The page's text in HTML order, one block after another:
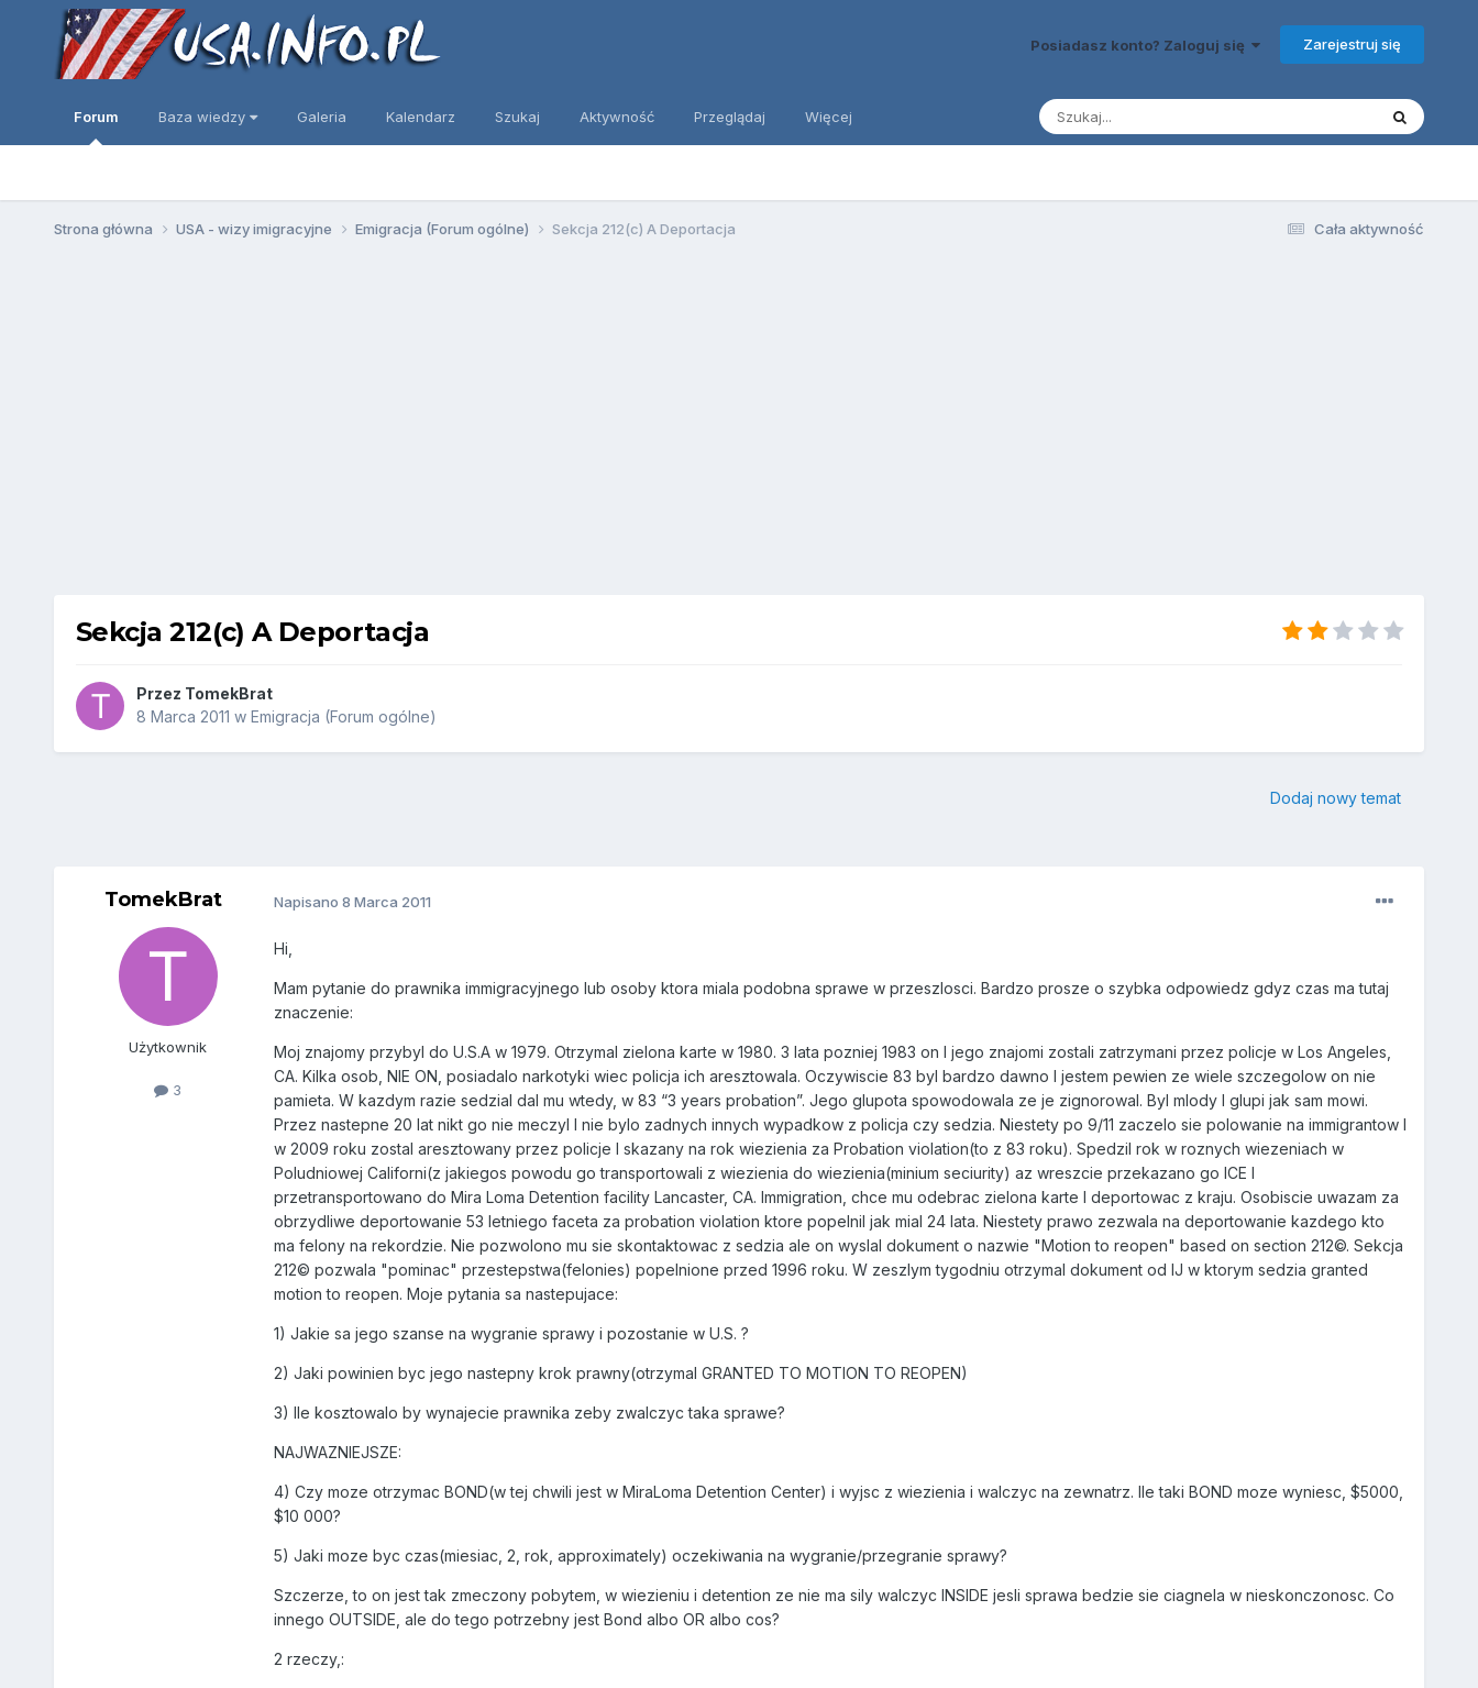
Posiadasz konto? Zaloguj się Zarejestruj się
Forum Baza wiedzy Galeria Kalendarz Szukaj Aktywność Przeglądaj Więcej
Cała aktywność
Strona główna USA - wizy imigracyjne Emigracja (Forum ogólne) Sekcja 212(c) A Deportacja
Sekcja 212(c) A Deportacja
Przez TomekBrat
8 Marca 2011 w Emigracja (Forum ogólne)
Dodaj nowy temat
TomekBrat
Użytkownik
3
Napisano 8 Marca 2011
Hi,
Mam pytanie do prawnika immigracyjnego lub osoby ktora miala podobna sprawe w przeszlosci. Bardzo prosze o szybka odpowiedz gdyz czas ma tutaj
znaczenie:
Moj znajomy przybyl do U.S.A w 1979. Otrzymal zielona karte w 1980. 3 lata pozniej 1983 on I jego znajomi zostali zatrzymani przez policje w Los Angeles,
CA. Kilka osob, NIE ON, posiadalo narkotyki wiec policja ich aresztowala. Oczywiscie 83 byl bardzo dawno I jestem pewien ze wiele szczegolow on nie
pamieta. W kazdym razie sedzial dal mu wtedy, w 83 “3 years probation”. Jego glupota spowodowala ze je zignorowal. Byl mlody I glupi jak sam mowi.
Przez nastepne 20 lat nikt go nie meczyl I nie bylo zadnych innych wypadkow z policja czy sedzia. Niestety po 9/11 zaczelo sie polowanie na immigrantow I
w 2009 roku zostal aresztowany przez policje I skazany na rok wiezienia za Probation violation(to z 83 roku). Spedzil rok w roznych wiezeniach w
Poludniowej Californi(z jakiegos powodu go transportowali z wiezienia do wiezienia(minium seciurity) az wreszcie przekazano go ICE I
przetransportowano do Mira Loma Detention facility Lancaster, CA. Immigration, chce mu odebrac zielona karte I deportowac z kraju. Osobiscie uwazam za
obrzydliwe deportowanie 53 letniego faceta za probation violation ktore popelnil jak mial 24 lata. Niestety prawo zezwala na deportowanie kazdego kto
ma felony na rekordzie. Nie pozwolono mu sie skontaktowac z sedzia ale on wyslal dokument o nazwie "Motion to reopen" based on section 212©. Sekcja
212© pozwala "pominac" przestepstwa(felonies) popelnione przed 1996 roku. W zeszlym tygodniu otrzymal dokument od IJ w ktorym sedzia granted
motion to reopen. Moje pytania sa nastepujace:
1) Jakie sa jego szanse na wygranie sprawy i pozostanie w U.S. ?
2) Jaki powinien byc jego nastepny krok prawny(otrzymal GRANTED TO MOTION TO REOPEN)
3) Ile kosztowalo by wynajecie prawnika zeby zwalczyc taka sprawe?
NAJWAZNIEJSZE:
4) Czy moze otrzymac BOND(w tej chwili jest w MiraLoma Detention Center) i wyjsc z wiezienia i walczyc na zewnatrz. Ile taki BOND moze wyniesc, $5000,
$10 000?
5) Jaki moze byc czas(miesiac, 2, rok, approximately) oczekiwania na wygranie/przegranie sprawy?
Szczerze, to on jest tak zmeczony pobytem, w wiezieniu i detention ze nie ma sily walczyc INSIDE jesli sprawa bedzie sie ciagnela w nieskonczonosc. Co
innego OUTSIDE, ale do tego potrzebny jest Bond albo OR albo cos?
2 rzeczy,: